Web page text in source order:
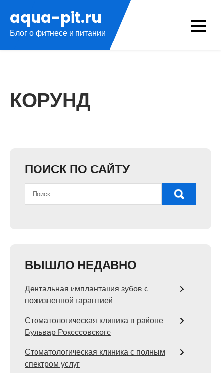
содержимому
aqua-pit.ru
Блог о фитнесе и питании
КОРУНД
ПОИСК ПО САЙТУ
ВЫШЛО НЕДАВНО
Дентальная имплантация зубов с
пожизненной гарантией
Стоматологическая клиника в районе
Бульвар Рокоссовского
Стоматологическая клиника с полным
спектром услуг